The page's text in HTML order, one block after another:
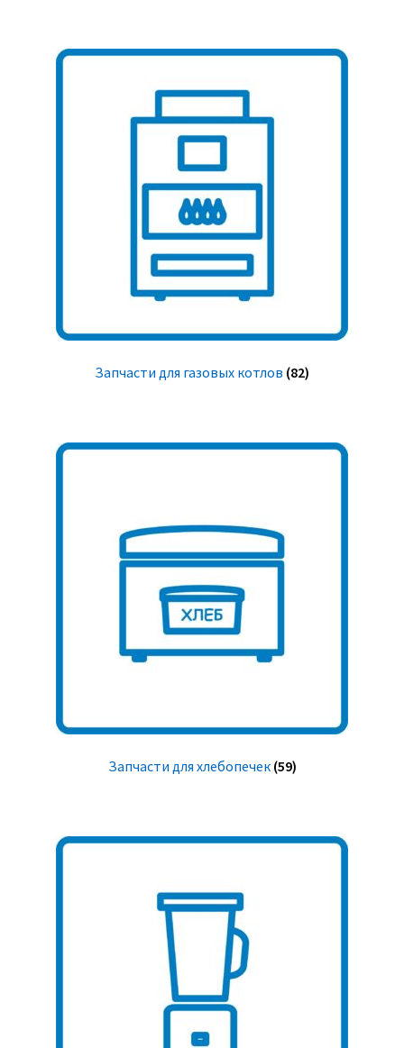
Запчасти для газовых котлов (82)
Запчасти для хлебопечек (59)